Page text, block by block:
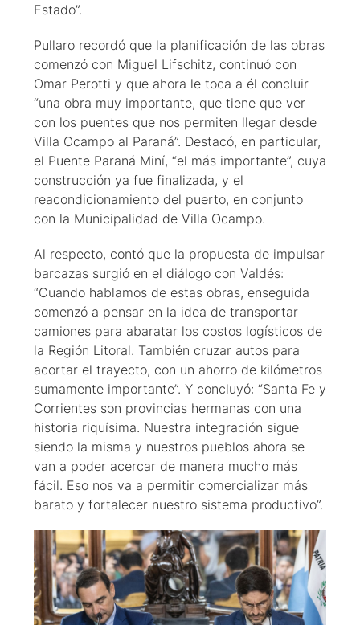
Estado”.
Pullaro recordó que la planificación de las obras
comenzó con Miguel Lifschitz, continuó con
Omar Perotti y que ahora le toca a él concluir
“una obra muy importante, que tiene que ver
con los puentes que nos permiten llegar desde
Villa Ocampo al Paraná”. Destacó, en particular,
el Puente Paraná Miní, “el más importante”, cuya
construcción ya fue finalizada, y el
reacondicionamiento del puerto, en conjunto
con la Municipalidad de Villa Ocampo.
Al respecto, contó que la propuesta de impulsar
barcazas surgió en el diálogo con Valdés:
“Cuando hablamos de estas obras, enseguida
comenzó a pensar en la idea de transportar
camiones para abaratar los costos logísticos de
la Región Litoral. También cruzar autos para
acortar el trayecto, con un ahorro de kilómetros
sumamente importante”. Y concluyó: “Santa Fe y
Corrientes son provincias hermanas con una
historia riquísima. Nuestra integración sigue
siendo la misma y nuestros pueblos ahora se
van a poder acercar de manera mucho más
fácil. Eso nos va a permitir comercializar más
barato y fortalecer nuestro sistema productivo”.